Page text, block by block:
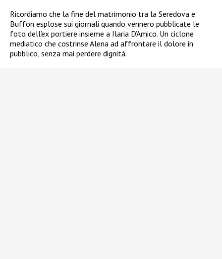
Ricordiamo che la fine del matrimonio tra la Seredova e
Buffon esplose sui giornali quando vennero pubblicate le
foto dell’ex portiere insieme a Ilaria D’Amico. Un ciclone
mediatico che costrinse Alena ad affrontare il dolore in
pubblico, senza mai perdere dignità.